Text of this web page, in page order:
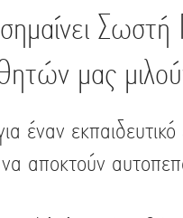
Γονείςμας
έναν εκπαιδευτικό
αποκτούν